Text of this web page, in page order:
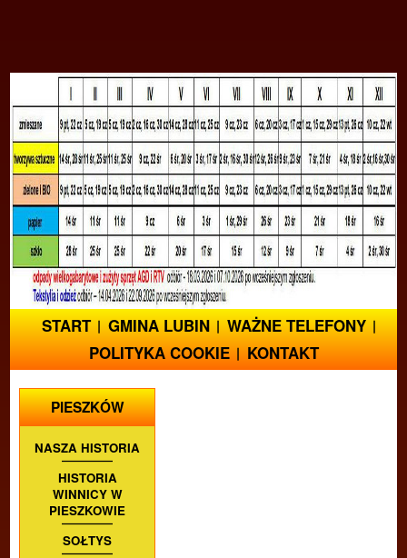
START GMINA LUBIN
WAŻNE TELEFONY
POLITYKA COOKIE
KONTAKT
PIESZKÓW
NASZA HISTORIA
HISTORIA
WINNICY W
PIESZKOWIE
SOŁTYS